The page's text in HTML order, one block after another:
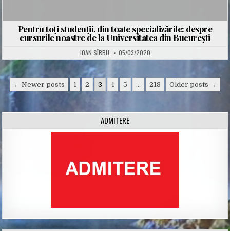
Pentru toți studenții, din toate specializările: despre
cursurile noastre de la Universitatea din București
IOAN SÎRBU 05/03/2020
Posts
navigation
← Newer posts 1 2 3 4 5 … 218 Older posts →
ADMITERE